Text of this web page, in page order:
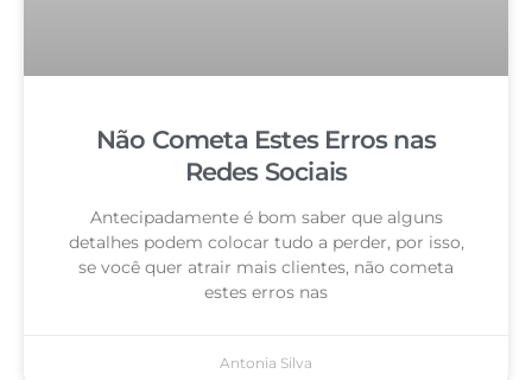
Não Cometa Estes Erros nas
Redes Sociais
Antecipadamente é bom saber que alguns
detalhes podem colocar tudo a perder, por isso,
se você quer atrair mais clientes, não cometa
estes erros nas
Antonia Silva